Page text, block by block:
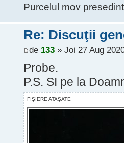
Purcelul mov
Re: Discuţii
de 133» Joi 27 Aug
Probe.
P.S. SI pe la
FIŞIERE ATAŞATE